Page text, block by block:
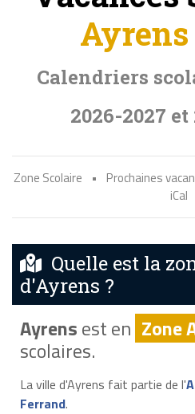
Ayrens
Calendriers
2026-2027 et
Zone Scolaire • Prochaines
iCal
Quelle est la
d'Ayrens ?
Ayrensest en Zone
scolaires.
La ville d'Ayrens fait partie de l'
Ferrand.